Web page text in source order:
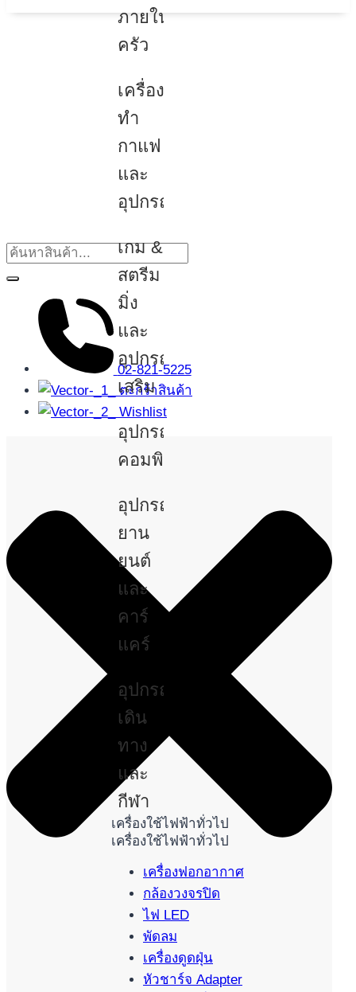
ภายใน
ครัว
เครื่อง
ทำ
กาแฟ
และ
อุปกรณ์
เกม &
สตรีม
มิ่ง
และ
อุปกรณ์
เสริม
อุปกรณ์
คอมพิวเตอร์
อุปกรณ์
ยาน
ยนต์
และ
คาร์
แคร์
อุปกรณ์
เดิน
ทาง
และ
กีฬา
เครื่องใช้ไฟฟ้าทั่วไป
เครื่องใช้ไฟฟ้าทั่วไป
เครื่องฟอกอากาศ
กล้องวงจรปิด
ไฟ LED
พัดลม
เครื่องดูดฝุ่น
หัวชาร์จ Adapter
02-821-5225
ตะกร้าสินค้า
Wishlist